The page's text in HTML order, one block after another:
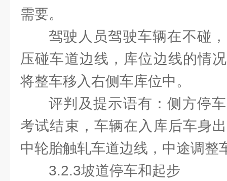
需要。
驾驶人员驾驶车辆在不碰
压碰车道边线，库位边线的情
将整车移入右侧车库位中。
评判及提示语有：侧方停
考试结束，车辆在入库后车身
中轮胎触轧车道边线，中途调整
3.2.3坡道停车和起步